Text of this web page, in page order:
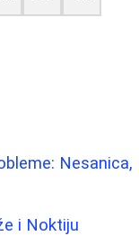
Nesanica,
i Noktiju